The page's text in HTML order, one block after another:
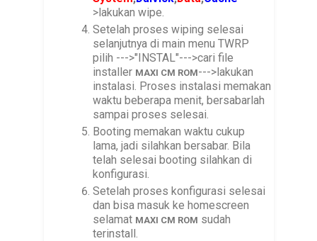
>lakukan wipe.
Setelah proses wiping selesai
selanjutnya di main menu TWRP
pilih --->"INSTAL"--->cari file
installer MAXI CM ROM--->lakukan
instalasi. Proses instalasi memakan
waktu beberapa menit, bersabarlah
sampai proses selesai.
Booting memakan waktu cukup
lama, jadi silahkan bersabar. Bila
telah selesai booting silahkan di
konfigurasi.
Setelah proses konfigurasi selesai
dan bisa masuk ke homescreen
selamat MAXI CM ROM sudah
terinstall.